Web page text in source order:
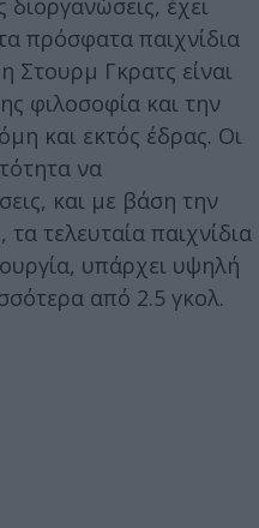
πρόσφατα παιχνίδια
Στουρμ Γκρατς είναι
φιλοσοφία και την
και εκτός έδρας. Οι
να
και με βάση την
τελευταία παιχνίδια
υπάρχει υψηλή
από 2.5 γκολ.